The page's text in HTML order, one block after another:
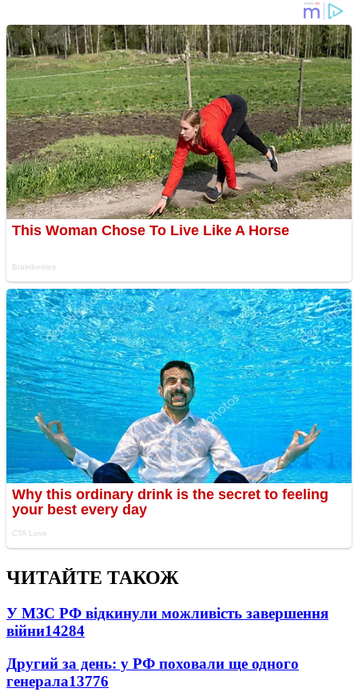
ЧИТАЙТЕ ТАКОЖ
У МЗС РФ відкинули можливість завершення
війни14284
Другий за день: у РФ поховали ще одного
генерала13776